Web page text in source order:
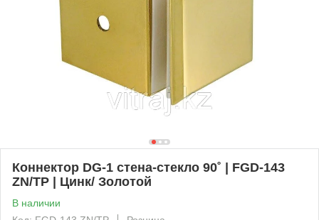
Коннектор DG-1 стена-стекло 90˚ | FGD-143
ZN/TP | Цинк/ Золотой
В наличии